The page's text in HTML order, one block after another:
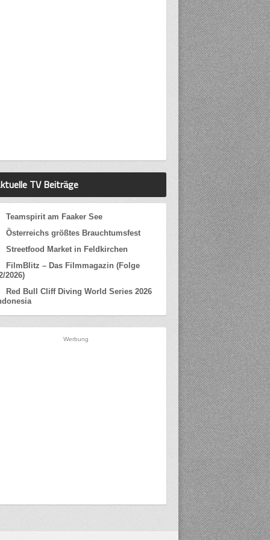
TV Beiträge
Teamspirit am Faaker See
Österreichs größtes Brauchtumsfest
Streetfood Market in Feldkirchen
FilmBlitz – Das Filmmagazin (Folge
2026)
Red Bull Cliff Diving World Series 2026
Werbung